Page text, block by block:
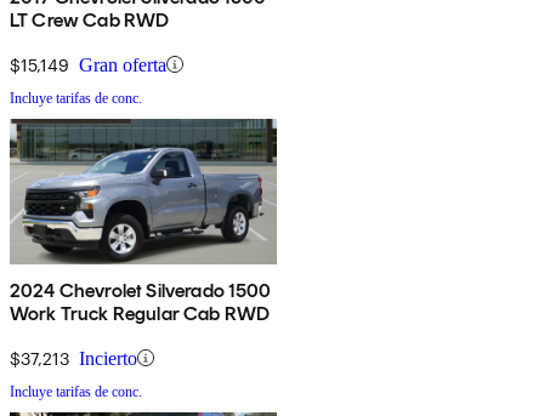
LT Crew Cab RWD
$15,149 Gran oferta
Incluye tarifas de conc.
2024 Chevrolet Silverado 1500
Work Truck Regular Cab RWD
$37,213 Incierto
Incluye tarifas de conc.